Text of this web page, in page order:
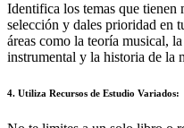
Identifica los temas que tienen
selección y dales prioridad en
áreas como la teoría musical,
instrumental y la historia de la
4. Utiliza Recursos de Estudio Variados: